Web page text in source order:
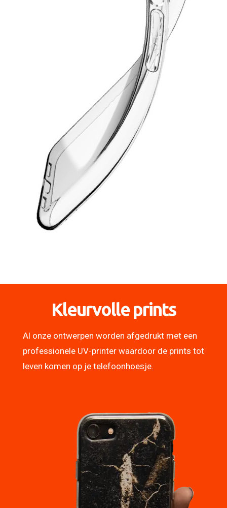
Kleurvolle prints
Al onze ontwerpen worden afgedrukt met een
professionele UV-printer waardoor de prints tot
leven komen op je telefoonhoesje.